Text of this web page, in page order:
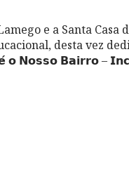
e a Santa
desta vez
𝗼 𝗡𝗼𝘀𝘀𝗼 𝗕𝗮𝗶𝗿𝗿𝗼 –